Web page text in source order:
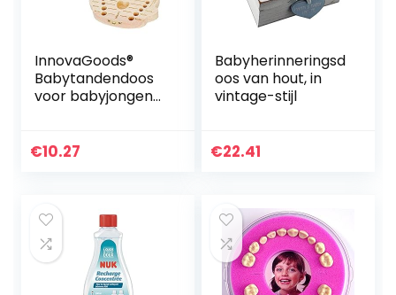
InnovaGoods®
Babytandendoos
voor babyjongens
geschenkdoos
lanugo. Doos van
dennenhout.
€10.27
Babyherinneringsd
oos van hout, in
vintage-stijl
€22.41